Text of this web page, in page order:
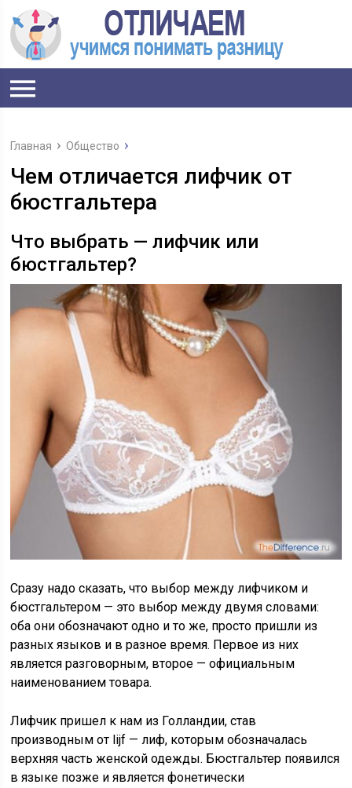
Главная Общество
Чем отличается лифчик от
бюстгальтера
Что выбрать — лифчик или
бюстгальтер?
Сразу надо сказать, что выбор между лифчиком и
бюстгальтером — это выбор между двумя словами:
оба они обозначают одно и то же, просто пришли из
разных языков и в разное время. Первое из них
является разговорным, второе — официальным
наименованием товара.
Лифчик пришел к нам из Голландии, став
производным от lijf — лиф, которым обозначалась
верхняя часть женской одежды. Бюстгальтер появился
в языке позже и является фонетически